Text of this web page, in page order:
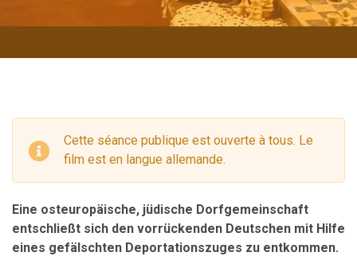
Cette séance publique est ouverte à tous. Le
film est en langue allemande.
Eine osteuropäische, jüdische Dorfgemeinschaft
entschließt sich den vorrückenden Deutschen mit Hilfe
eines gefälschten Deportationszuges zu entkommen.